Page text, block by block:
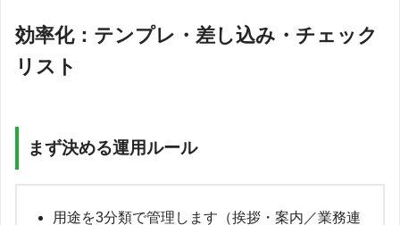
効率化：テンプレ・差し込み・チェック
リスト
まず決める運用ルール
用途を3分類で管理します（挨拶・案内／業務連